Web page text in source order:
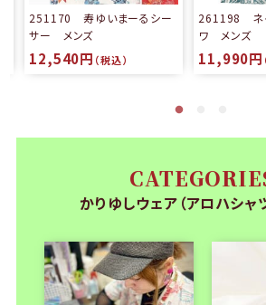
251170 寿ゆいまーるシー
サー メンズ
12,540円 （税込）
261198 ネ
ワ メンズ
11,990円
かりゆしウェア（アロハシャ